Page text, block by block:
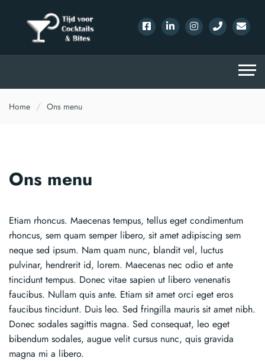
Home Ons menu
Ons menu
Etiam rhoncus. Maecenas tempus, tellus eget condimentum
rhoncus, sem quam semper libero, sit amet adipiscing sem
neque sed ipsum. Nam quam nunc, blandit vel, luctus
pulvinar, hendrerit id, lorem. Maecenas nec odio et ante
tincidunt tempus. Donec vitae sapien ut libero venenatis
faucibus. Nullam quis ante. Etiam sit amet orci eget eros
faucibus tincidunt. Duis leo. Sed fringilla mauris sit amet nibh.
Donec sodales sagittis magna. Sed consequat, leo eget
bibendum sodales, augue velit cursus nunc, quis gravida
magna mi a libero.